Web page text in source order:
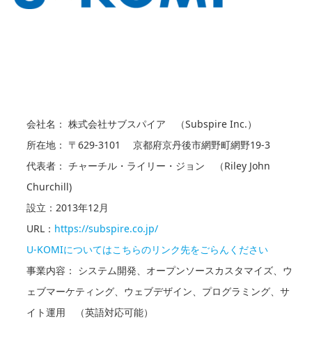
会社名： 株式会社サブスパイア （Subspire Inc.）
所在地： 〒629-3101 京都府京丹後市網野町網野19-3
代表者： チャーチル・ライリー・ジョン （Riley John
Churchill)
設立：2013年12月
URL： https://subspire.co.jp/
U-KOMIについてはこちらのリンク先をごらんください
事業内容： システム開発、オープンソースカスタマイズ、ウ
ェブマーケティング、ウェブデザイン、プログラミング、サ
イト運用 （英語対応可能）